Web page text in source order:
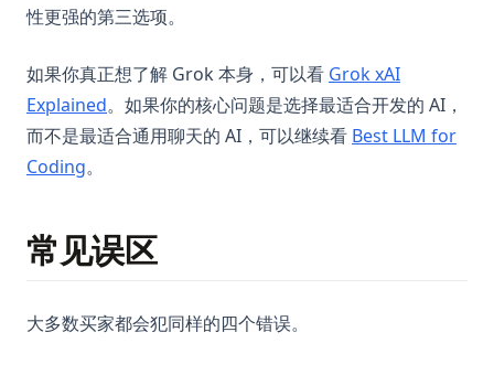
性更强的第三选项。
如果你真正想了解 Grok 本身，可以看 Grok xAI
Explained。如果你的核心问题是选择最适合开发的 AI，
而不是最适合通用聊天的 AI，可以继续看 Best LLM for
Coding。
常见误区
大多数买家都会犯同样的四个错误。